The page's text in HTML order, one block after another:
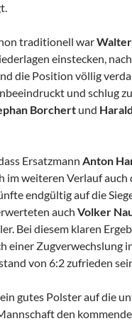
traditionell war
einstecken,
die Position völlig
und schlug
Borchert und Harald
Ersatzmann Anton
im weiteren Verlauf auch
endgültig auf die
auch Volker
Bei diesem klaren
einer Zugverwechslung
von 6:2 zufrieden
gutes Polster auf die
den